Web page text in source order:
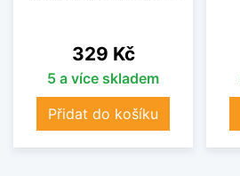
Cena
329 Kč
5 a více skladem
Přidat do košíku